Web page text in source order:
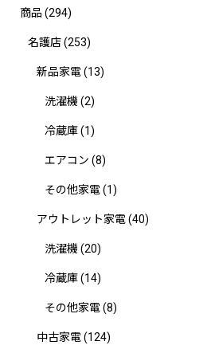
商品 (294)
名護店(253)
新品家電(13)
洗濯機 (2)
冷蔵庫(1)
エアコン (8)
その他家電(1)
アウトレット家電(40)
洗濯機 (20)
冷蔵庫(14)
その他家電(8)
中古家電(124)